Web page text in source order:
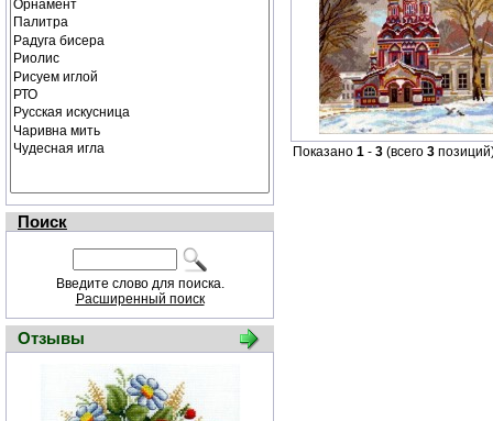
Поиск
Введите слово для поиска.
Расширенный поиск
Отзывы
Показано 1 - 3 (всего 3